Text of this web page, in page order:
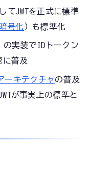
てJWTを正式に標準
暗号化 ）も標準化
の実装でIDトークン
に普及
ーキテクチャの普及
が事実上の標準と